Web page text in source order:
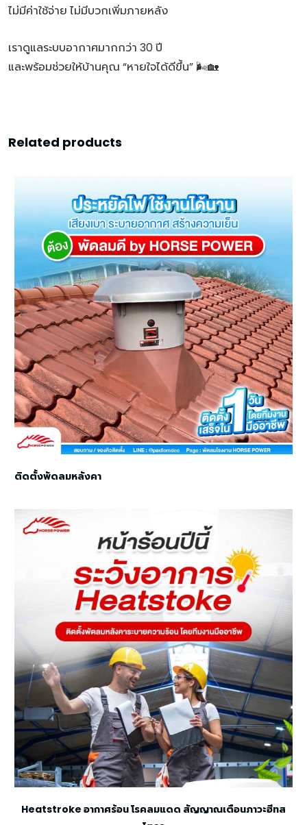
ไม่มีค่าใช้จ่าย ไม่มีบวกเพิ่มภายหลัง
เราดูแลระบบอากาศมากกว่า 30 ปี
และพร้อมช่วยให้บ้านคุณ “หายใจได้ดีขึ้น” 🌬️🏡
Related products
ติดตั้งพัดลมหลังคา
Heatstroke อากาศร้อน โรคลมแดด สัญญาณเตือนภาวะฮีทส